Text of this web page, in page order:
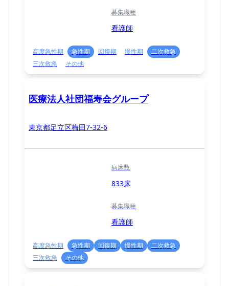
募集職種
看護師
高度急性期 急性期 回復期 慢性期
二次救急
三次救急
その他
医療法人社団福寿会グループ
東京都足立区梅田7-32-6
病床数
833床
募集職種
看護師
高度急性期 急性期 回復期 慢性期
二次救急
三次救急
その他